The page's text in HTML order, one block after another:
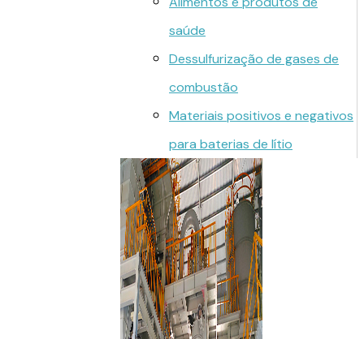
saúde
Dessulfurização de gases de
combustão
Materiais positivos e negativos
para baterias de lítio